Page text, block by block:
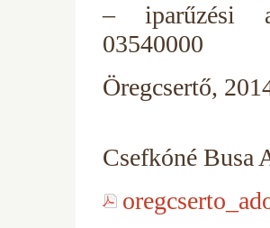
– iparűzési
03540000
Öregcsertő,
Csefkóné Busa